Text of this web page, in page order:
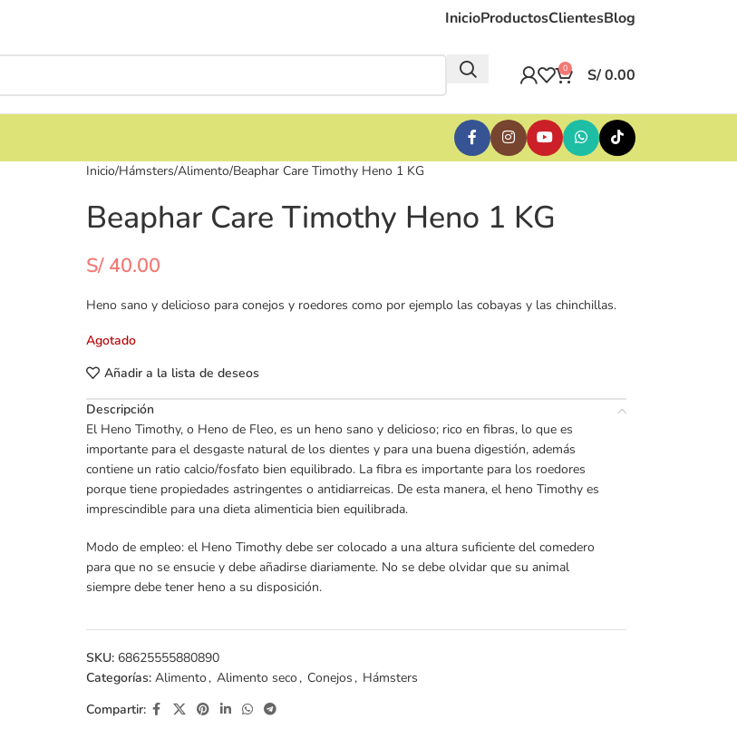
InicioProductosClientesBlog
0 S/0.00
Inicio Hámsters Alimento Beaphar Care Timothy Heno 1 KG
Beaphar Care Timothy Heno 1 KG
S/40.00
Heno sano y delicioso para conejos y roedores como por ejemplo las cobayas y las chinchillas.
Agotado
Añadir a la lista de deseos
Descripción
El Heno Timothy, o Heno de Fleo, es un heno sano y delicioso; rico en fibras, lo que es
importante para el desgaste natural de los dientes y para una buena digestión, además
contiene un ratio calcio/fosfato bien equilibrado. La fibra es importante para los roedores
porque tiene propiedades astringentes o antidiarreicas. De esta manera, el heno Timothy es
imprescindible para una dieta alimenticia bien equilibrada.
Modo de empleo: el Heno Timothy debe ser colocado a una altura suficiente del comedero
para que no se ensucie y debe añadirse diariamente. No se debe olvidar que su animal
siempre debe tener heno a su disposición.
SKU: 68625555880890
Categorías: Alimento , Alimento seco , Conejos , Hámsters
Compartir: